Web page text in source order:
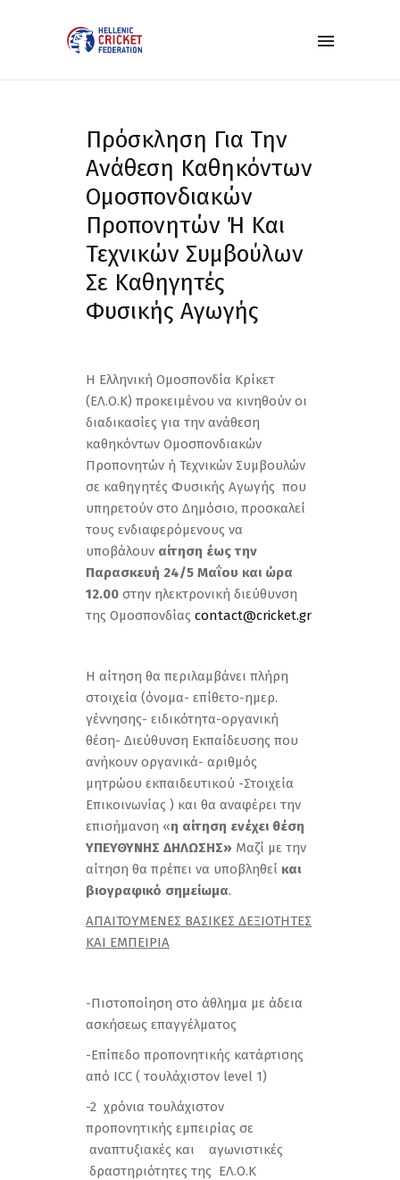
Πρόσκληση Για Την
Ανάθεση Καθηκόντων
Ομοσπονδιακών
Προπονητών Ή Και
Τεχνικών Συμβούλων
Σε Καθηγητές
Φυσικής Αγωγής
Η Ελληνική Ομοσπονδία Κρίκετ
(ΕΛ.Ο.Κ) προκειμένου να κινηθούν οι
διαδικασίες για την ανάθεση
καθηκόντων Ομοσπονδιακών
Προπονητών ή Τεχνικών Συμβουλών
σε καθηγητές Φυσικής Αγωγής που
υπηρετούν στο Δημόσιο, προσκαλεί
τους ενδιαφερόμενους να
υποβάλουν αίτηση έως την
Παρασκευή 24/5 Μαΐου και ώρα
12.00 στην ηλεκτρονική διεύθυνση
της Ομοσπονδίας contact@cricket.gr
Η αίτηση θα περιλαμβάνει πλήρη
στοιχεία (όνομα- επίθετο-ημερ.
γέννησης- ειδικότητα-οργανική
θέση- Διεύθυνση Εκπαίδευσης που
ανήκουν οργανικά- αριθμός
μητρώου εκπαιδευτικού -Στοιχεία
Επικοινωνίας ) και θα αναφέρει την
επισήμανση «η αίτηση ενέχει θέση
ΥΠΕΥΘΥΝΗΣ ΔΗΛΩΣΗΣ» Mαζί με την
αίτηση θα πρέπει να υποβληθεί και
βιογραφικό σημείωμα.
ΑΠΑΙΤΟΥΜΕΝΕΣ ΒΑΣΙΚΕΣ ΔΕΞΙΟΤΗΤΕΣ
ΚΑΙ ΕΜΠΕΙΡΙΑ
-Πιστοποίηση στο άθλημα με άδεια
ασκήσεως επαγγέλματος
-Επίπεδο προπονητικής κατάρτισης
από ICC ( τουλάχιστον level 1)
-2 χρόνια τουλάχιστον
προπονητικής εμπειρίας σε
αναπτυξιακές και αγωνιστικές
δραστηριότητες της ΕΛ.Ο.Κ